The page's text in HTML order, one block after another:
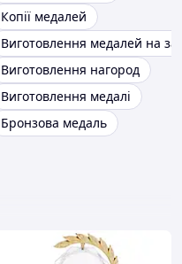
Копії медалей
Виготовлення медалей на
Виготовлення нагород
Виготовлення медалі
Бронзова медаль